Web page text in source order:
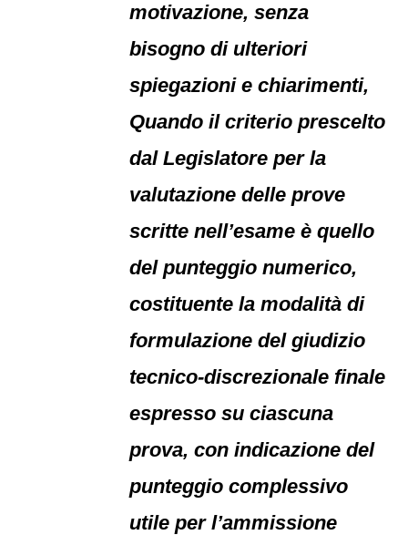
motivazione, senza
bisogno di ulteriori
spiegazioni e chiarimenti,
Quando il criterio prescelto
dal Legislatore per la
valutazione delle prove
scritte nell’esame è quello
del punteggio numerico,
costituente la modalità di
formulazione del giudizio
tecnico-discrezionale finale
espresso su ciascuna
prova, con indicazione del
punteggio complessivo
utile per l’ammissione